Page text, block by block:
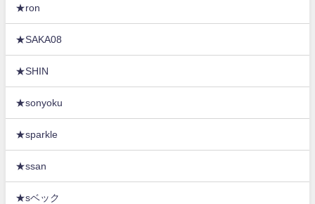
★ron
★SAKA08
★SHIN
★sonyoku
★sparkle
★ssan
★sベック